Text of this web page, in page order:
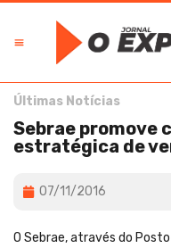
Últimas Notícias
Sebrae promove
estratégica de
07/11/2016
O Sebrae, através do